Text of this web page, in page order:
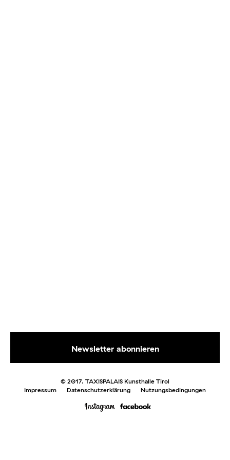
© 2017. TAXISPALAIS Kunsthalle Tirol
Impressum
Datenschutzerklärung Nutzungsbedingungen